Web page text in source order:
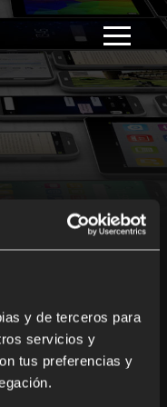
y de terceros para
servicios y
tus preferencias y
looking for. Perhaps